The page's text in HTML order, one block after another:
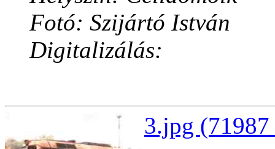
Fotó: Szijártó István
Digitalizálás:
3.jpg (71987